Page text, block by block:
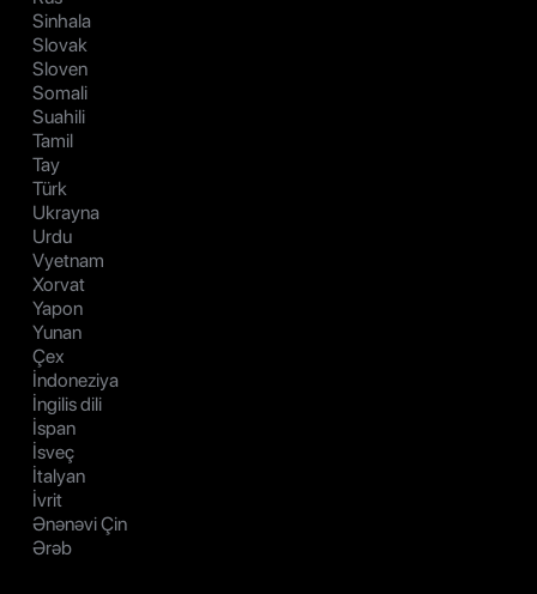
Sinhala
Slovak
Sloven
Somali
Suahili
Tamil
Tay
Türk
Ukrayna
Urdu
Vyetnam
Xorvat
Yapon
Yunan
Çex
İndoneziya
İngilis dili
İspan
İsveç
İtalyan
İvrit
Ənənəvi Çin
Ərəb